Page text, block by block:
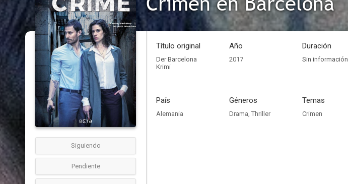
Siguiendo
Pendiente
Título original
Der Barcelona
Krimi
Año
2017
Duración
Sin información
País
Alemania
Géneros
Drama, Thriller
Temas
Crimen